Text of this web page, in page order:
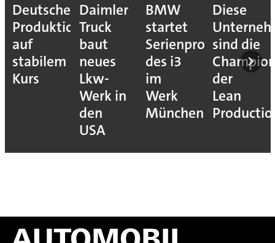
Deutsche
Produktion
auf
stabilem
Kurs
Daimler
Truck
baut
neues
Lkw-
Werk in
den
USA
BMW
startet
Serienproduktion
des i3
im
Werk
München
Diese
sind die
der
Lean